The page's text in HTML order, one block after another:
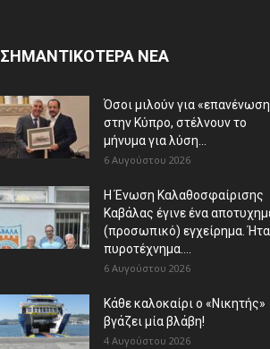
ΣΗΜΑΝΤΙΚΟΤΕΡΑ ΝΕΑ
Όσοι μιλούν για
στην Κύπρο, στέλνουν το
μήνυμα για λύση...
6 Αυγούστου 2026
Η Ένωση Καλαθοσφαίρισης
Καβάλας έγινε ένα
(προσωπικό) εγχείρημα.
πυροτέχνημα....
6 Αυγούστου 2026
Κάθε καλοκαίρι ο «Νικητής»
βγάζει μία βλάβη!
4 Αυγούστου 2026